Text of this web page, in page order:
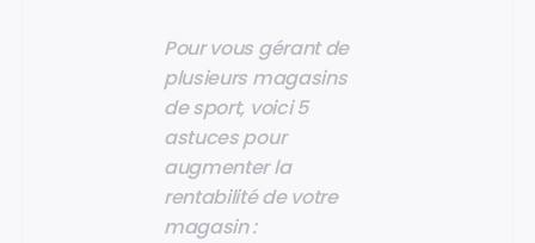
Pour vous gérant de
plusieurs magasins
de sport, voici 5
astuces pour
augmenter la
rentabilité de votre
magasin :